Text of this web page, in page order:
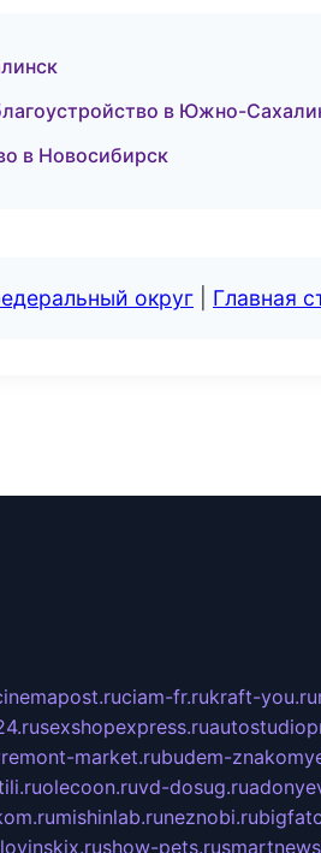
в Южно-
в Новосибирск
округ Главная
ciam-fr.rukraft-you.ru
sexshopexpress.ru
market.rubudem-
olecoon.ruvd-dosug.ru
mishinlab.runeznobi.ru
lovinskix.rushow-pets.ru